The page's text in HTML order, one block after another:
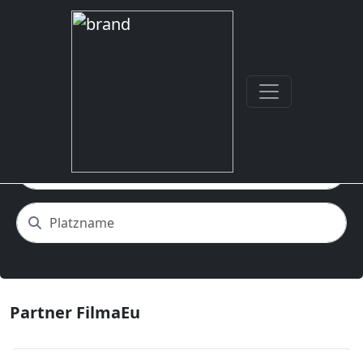
Partner FilmaEu